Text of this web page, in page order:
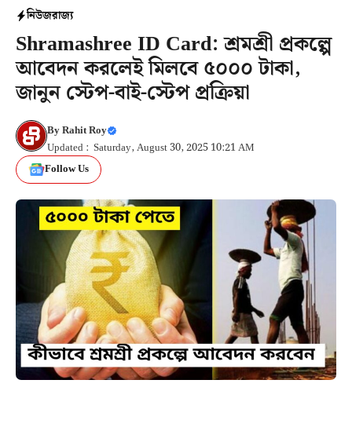
নিউজরাজ্য
Shramashree ID Card: শ্রমশ্রী প্রকল্পে
আবেদন করলেই মিলবে ৫০০০ টাকা,
জানুন স্টেপ-বাই-স্টেপ প্রক্রিয়া
ByRahit Roy
Updated : Saturday, August 30, 2025 10:21 AM
Follow Us